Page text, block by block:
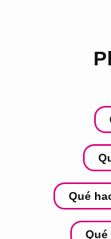
Qué
Qué